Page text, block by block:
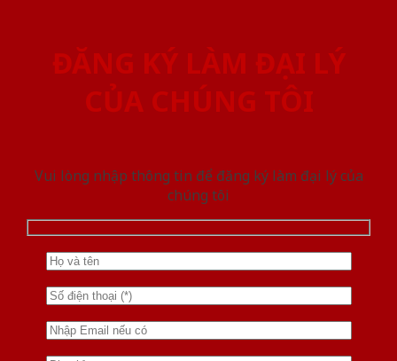
ĐĂNG KÝ LÀM ĐẠI LÝ
CỦA CHÚNG TÔI
Vui lòng nhập thông tin để đăng ký làm đại lý của
chúng tôi